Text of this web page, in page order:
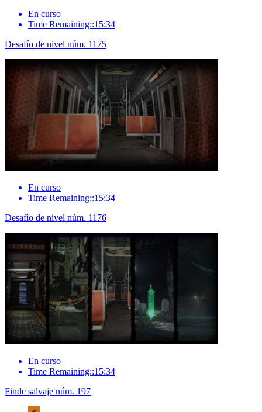
En curso
Time Remaining::15:34
Desafío de nivel núm. 1175
En curso
Time Remaining::15:34
Desafío de nivel núm. 1176
En curso
Time Remaining::15:34
Finde salvaje núm. 197